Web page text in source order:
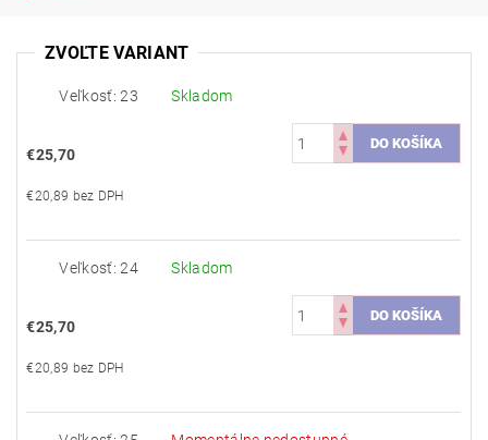
ZVOĽTE VARIANT
Veľkosť: 23 Skladom
€25,70
€20,89 bez DPH
Veľkosť: 24 Skladom
€25,70
€20,89 bez DPH